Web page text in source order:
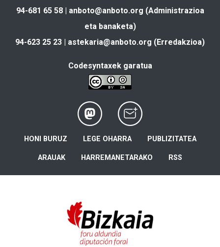
94-681 65 58 | anboto@anboto.org (Administrazioa
eta banaketa)
94-623 25 23 | astekaria@anboto.org (Erredakzioa)
Codesyntaxek garatua
HONI BURUZ LEGE OHARRA PUBLIZITATEA
ARAUAK HARREMANETARAKO RSS